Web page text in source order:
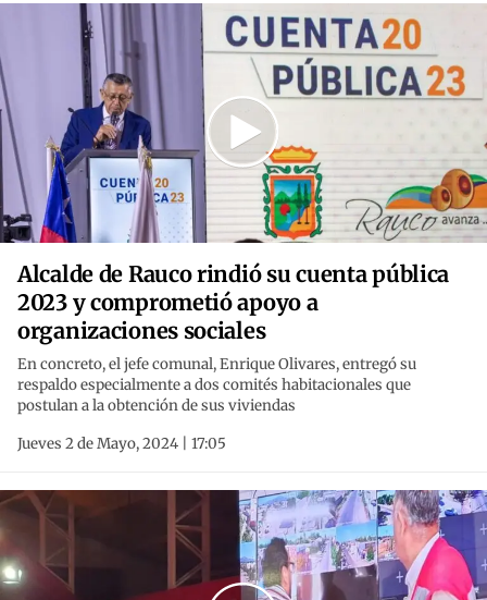
Alcalde de Rauco rindió su cuenta pública
2023 y comprometió apoyo a
organizaciones sociales
En concreto, el jefe comunal, Enrique Olivares, entregó su
respaldo especialmente a dos comités habitacionales que
postulan a la obtención de sus viviendas
Jueves 2 de Mayo, 2024 | 17:05